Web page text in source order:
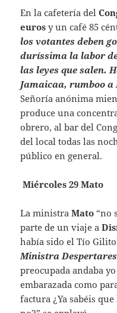
En la cafetería del
euros y un café 85
los votantes deben
duríssima la labor
las leyes que salen.
Jamaicaa, rumboo a
Señoría anónima
produce una
obrero, al bar del
del local todas las
público en general.
Miércoles 29 Mato
La ministraMato “no
parte de un viaje a
había sido el Tío
Ministra Despertares
preocupada andaba
embarazada como
factura ¿Ya sabéis